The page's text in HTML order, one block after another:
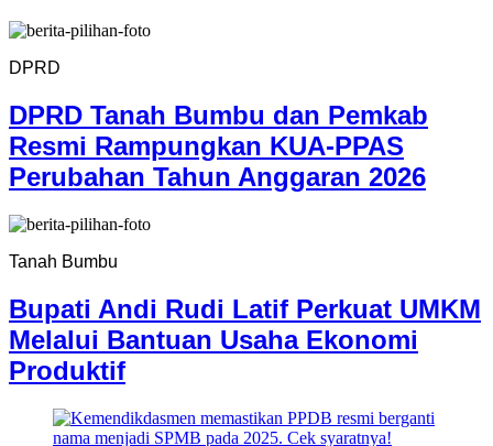
DPRD
DPRD Tanah Bumbu dan Pemkab
Resmi Rampungkan KUA-PPAS
Perubahan Tahun Anggaran 2026
Tanah Bumbu
Bupati Andi Rudi Latif Perkuat UMKM
Melalui Bantuan Usaha Ekonomi
Produktif